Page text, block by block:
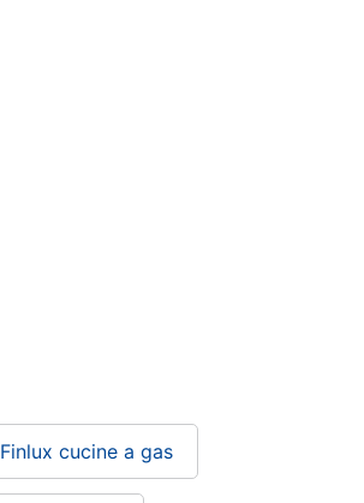
Finlux cucine a gas